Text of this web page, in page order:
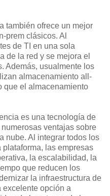
también ofrece un mejor
prem clásicos. Al
de TI en una sola
de la red y se mejora el
Además, usualmente los
almacenamiento all-
que el almacenamiento
es una tecnología de
ventajas sobre
nube. Al integrar todos los
las empresas
la escalabilidad, la
que reducen los
la infraestructura de
excelente opción a